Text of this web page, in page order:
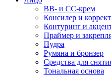
BB- и CC-крем
Консилер и
Контуринг и
Праймер и
Пудра
Румяна и бронзер
Средства для
Тональная основа